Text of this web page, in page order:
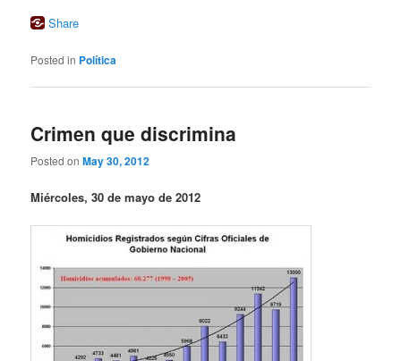
Share
Posted in Política
Crimen que discrimina
Posted onMay 30, 2012
Miércoles, 30 de mayo de 2012